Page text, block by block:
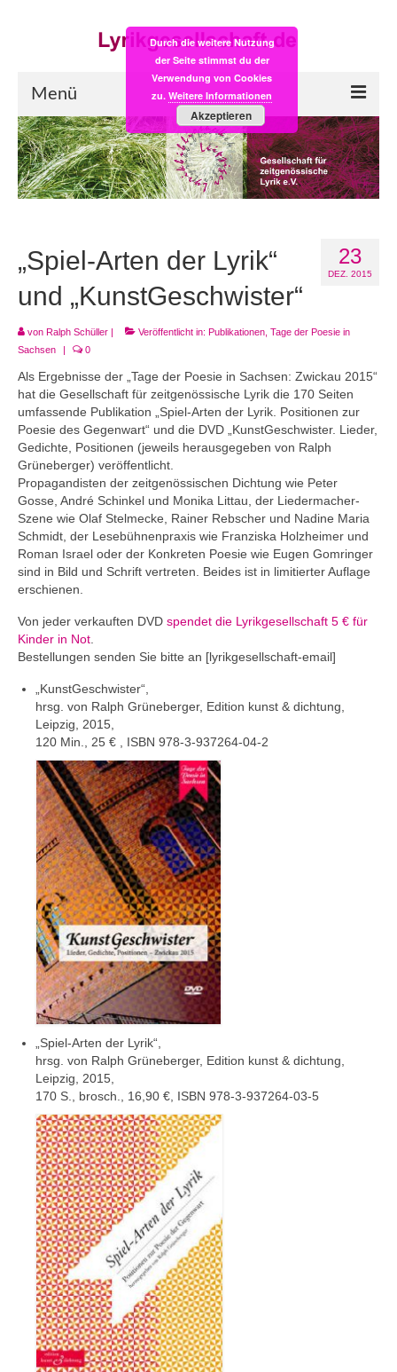
Menü
Start
LYRIK:POST
Einkaufsladen
Empfehlung des Monats
Andenken
Neuerscheinungen von Mitgliedern
Ausschreibungen
Leipziger Lyrikbibliothek
Lyrikschaufenster im Literaturhaus Leipzig
Mitglied werden
23
DEZ. 2015
„Spiel-Arten der Lyrik“
und „KunstGeschwister“
von Ralph Schüller | Veröffentlicht in: Publikationen Tage der Poesie in
Sachsen
| 0
Als Ergebnisse der „Tage der Poesie in Sachsen: Zwickau 2015“
hat die Gesellschaft für zeitgenössische Lyrik die 170 Seiten
umfassende Publikation „Spiel-Arten der Lyrik. Positionen zur
Poesie des Gegenwart“ und die DVD „KunstGeschwister. Lieder,
Gedichte, Positionen (jeweils herausgegeben von Ralph
Grüneberger) veröffentlicht.
Propagandisten der zeitgenössischen Dichtung wie Peter
Gosse, André Schinkel und Monika Littau, der Liedermacher-
Szene wie Olaf Stelmecke, Rainer Rebscher und Nadine Maria
Schmidt, der Lesebühnenpraxis wie Franziska Holzheimer und
Roman Israel oder der Konkreten Poesie wie Eugen Gomringer
sind in Bild und Schrift vertreten. Beides ist in limitierter Auflage
erschienen.
Von jeder verkauften DVD spendet die Lyrikgesellschaft 5 € für
Kinder in Not
Bestellungen senden Sie bitte an [lyrikgesellschaft-email]
„KunstGeschwister“,
hrsg. von Ralph Grüneberger, Edition kunst & dichtung,
Leipzig, 2015,
120 Min., 25 € , ISBN 978-3-937264-04-2
„Spiel-Arten der Lyrik“,
hrsg. von Ralph Grüneberger, Edition kunst & dichtung,
Leipzig, 2015,
170 S., brosch., 16,90 €, ISBN 978-3-937264-03-5
Durch die weitere Nutzung
der Seite stimmst du der
Verwendung von Cookies
zu. Weitere Informationen
Akzeptieren